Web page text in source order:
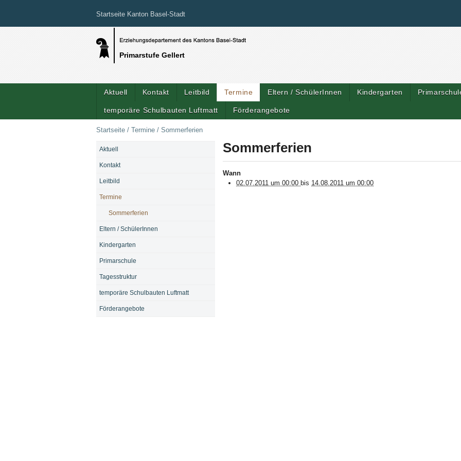
Startseite Kanton Basel-Stadt
Primarstufe Gellert
Aktuell Kontakt Leitbild Termine Eltern / SchülerInnen Kindergarten
temporäre Schulbauten Luftmatt Förderangebote
Startseite / Termine / Sommerferien
Sommerferien
Wann
02.07.2011 um 00:00 bis 14.08.2011 um 00:00
NAVIGATION
Aktuell
Kontakt
Leitbild
Termine
Sommerferien
Eltern / SchülerInnen
Kindergarten
Primarschule
Tagesstruktur
temporäre Schulbauten Luftmatt
Förderangebote